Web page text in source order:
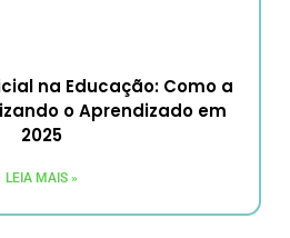
na Educação: Como a
o Aprendizado em
2025
LEIA MAIS »